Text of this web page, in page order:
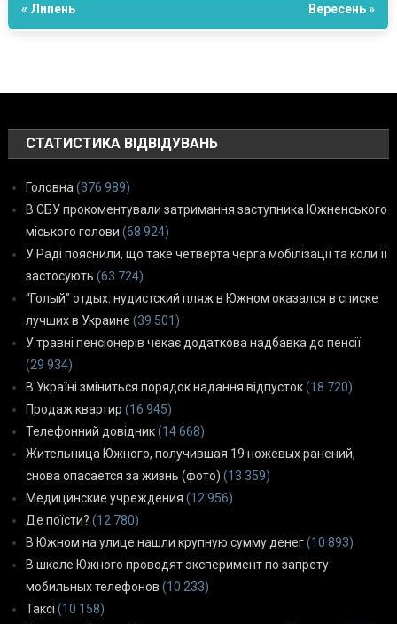
« Липень Вересень »
СТАТИСТИКА ВІДВІДУВАНЬ
Головна (376 989)
В СБУ прокоментували затримання заступника Южненського
міського голови (68 924)
У Раді пояснили, що таке четверта черга мобілізації та коли її
застосують (63 724)
“Голый” отдых: нудистский пляж в Южном оказался в списке
лучших в Украине (39 501)
У травні пенсіонерів чекає додаткова надбавка до пенсії
(29 934)
В Україні зміниться порядок надання відпусток(18 720)
Продаж квартир (16 945)
Телефонний довідник(14 668)
Жительница Южного, получившая 19 ножевых ранений,
снова опасается за жизнь (фото) (13 359)
Медицинские учреждения (12 956)
Де поїсти? (12 780)
В Южном на улице нашли крупную сумму денег(10 893)
В школе Южного проводят эксперимент по запрету
мобильных телефонов (10 233)
Таксі (10 158)